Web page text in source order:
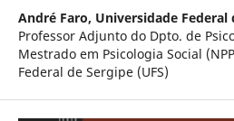
André Faro, Universidade Federal
Professor Adjunto do Dpto. de
Mestrado em Psicologia Social
Federal de Sergipe (UFS)